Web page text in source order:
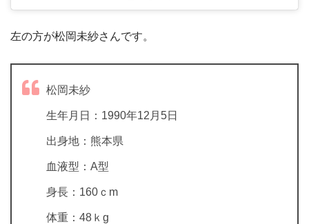
左の方が松岡未紗さんです。
松岡未紗
生年月日：1990年12月5日
出身地：熊本県
血液型：A型
身長：160ｃm
体重：48ｋg